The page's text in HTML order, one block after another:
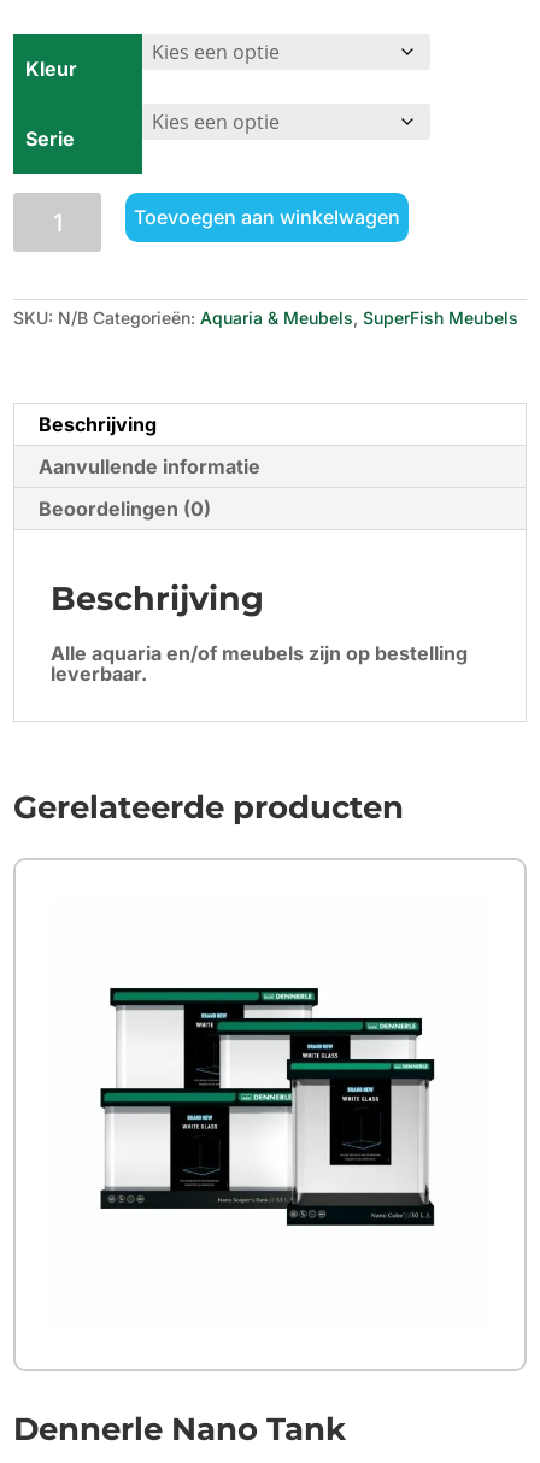
Kleur
Serie
SuperFish
Meubel
aantal
Toevoegen aan winkelwagen
SKU: N/B Categorieën:Aquaria & Meubels,SuperFish Meubels
Beschrijving
Aanvullende informatie
Beoordelingen (0)
Beschrijving
Alle aquaria en/of meubels zijn op bestelling
leverbaar.
Gerelateerde producten
Dennerle Nano Tank